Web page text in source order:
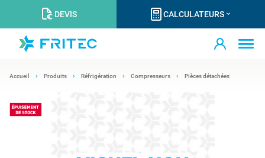
DEVIS CALCULATEURS
Accueil Produits Réfrigération Compresseurs Pièces détachées